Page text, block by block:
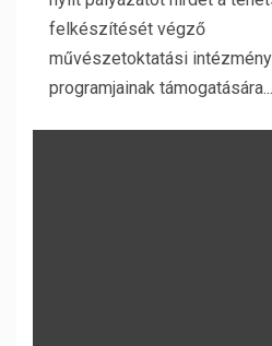
felkészítését végző
művészetoktatási
programjainak